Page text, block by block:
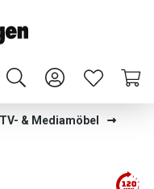
to see
online
CONTINUE
TV- & Mediamöbel